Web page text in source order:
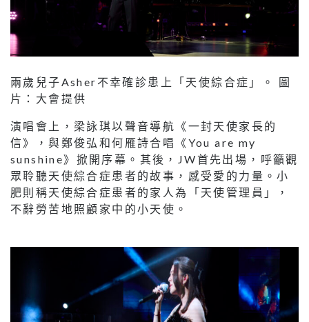
兩歲兒子Asher不幸確診患上「天使綜合症」。 圖
片：大會提供
演唱會上，梁詠琪以聲音導航《一封天使家長的
信》，與鄭俊弘和何雁詩合唱《You are my
sunshine》掀開序幕。其後，JW首先出場，呼籲觀
眾聆聽天使綜合症患者的故事，感受愛的力量。小
肥則稱天使綜合症患者的家人為「天使管理員」，
不辭勞苦地照顧家中的小天使。